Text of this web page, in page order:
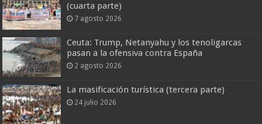
(cuarta parte)
7 agosto 2026
Ceuta: Trump, Netanyahu y los tenoligarcas
pasan a la ofensiva contra España
2 agosto 2026
La masificación turística (tercera parte)
24 julio 2026